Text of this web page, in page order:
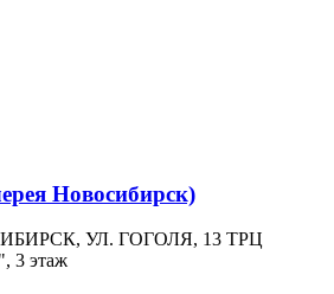
Новосибирск)
УЛ. ГОГОЛЯ, 13 ТРЦ
3 этаж